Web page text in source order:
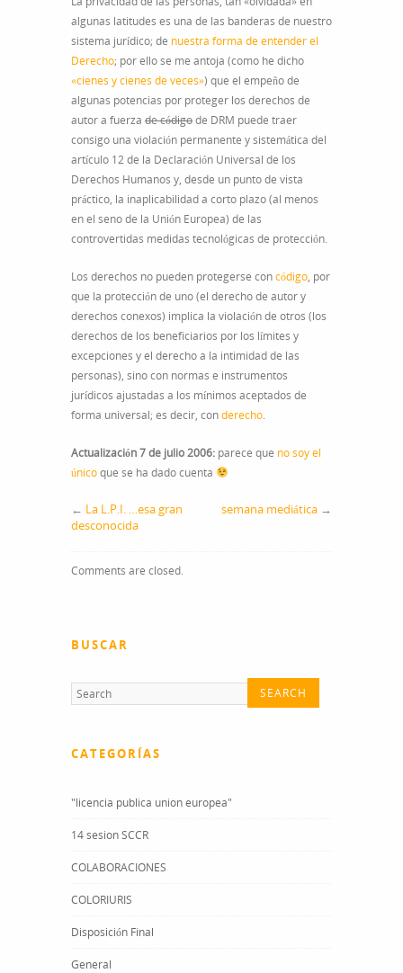
algunas latitudes es una de las banderas de nuestro
sistema jurídico; de nuestra forma de entender el
Derecho; por ello se me antoja (como he dicho
«cienes y cienes de veces») que el empeño de
algunas potencias por proteger los derechos de
autor a fuerza de códigode DRM puede traer
consigo una violación permanente y sistemática del
artículo 12 de la Declaración Universal de los
Derechos Humanos y, desde un punto de vista
práctico, la inaplicabilidad a corto plazo (al menos
en el seno de la Unión Europea) de las
controvertidas medidas tecnológicas de protección.
Los derechos no pueden protegerse concódigo, por
que la protección de uno (el derecho de autor y
derechos conexos) implica la violación de otros (los
derechos de los beneficiarios por los límites y
excepciones y el derecho a la intimidad de las
personas), sino con normas e instrumentos
jurídicos ajustadas a los mínimos aceptados de
forma universal; es decir, conderecho.
Actualización 7 de julio 2006: parece que no soy el
únicoque se ha dado cuenta
← La L.P.I. …esa gran
desconocida
semana mediática →
Comments are closed.
BUSCAR
CATEGORÍAS
"licencia publica union europea"
14 sesion SCCR
COLABORACIONES
COLORIURIS
Disposición Final
General